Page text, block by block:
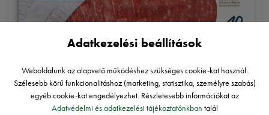
Adatkezelési beállítások
Weboldalunk az alapvető működéshez szükséges cookie-kat használ.
Szélesebb körű funkcionalitáshoz (marketing, statisztika, személyre szabás)
egyéb cookie-kat engedélyezhet. Részletesebb információkat az
Adatvédelmi és adatkezelési tájékoztatónkban talál